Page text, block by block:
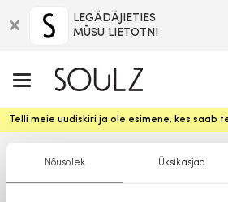
Nõusolek Üksikasjad
LEGĀDĀJIETIES
MŪSU LIETOTNI
Telli meie uudiskiri ja ole esimene, kes saab